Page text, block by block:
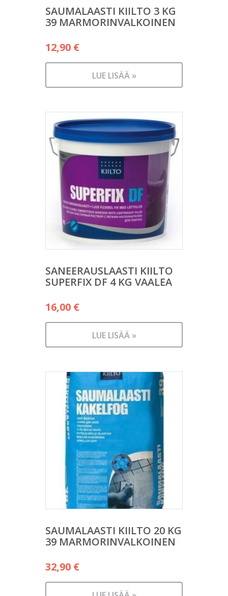
SAUMALAASTI KIILTO 3 KG
39 MARMORINVALKOINEN
12,90 €
LUE LISÄÄ »
SANEERAUSLAASTI KIILTO
SUPERFIX DF 4 KG VAALEA
16,00 €
LUE LISÄÄ »
SAUMALAASTI KIILTO 20 KG
39 MARMORINVALKOINEN
32,90 €